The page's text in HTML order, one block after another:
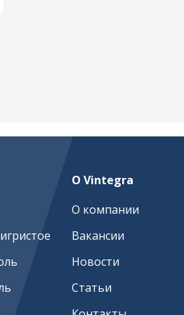
О Vintegra
О компании
Вакансии
Новости
Статьи